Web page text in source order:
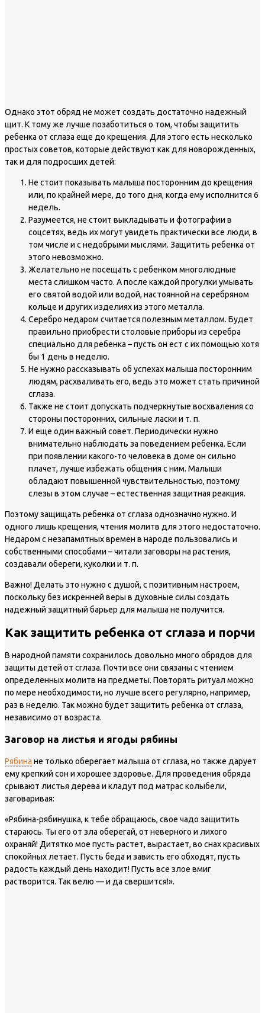
Однако этот обряд не может создать достаточно надежный
щит. К тому же лучше позаботиться о том, чтобы защитить
ребенка от сглаза еще до крещения. Для этого есть несколько
простых советов, которые действуют как для новорожденных,
так и для подросших детей:
Не стоит показывать малыша посторонним до крещения
или, по крайней мере, до того дня, когда ему исполнится 6
недель.
Разумеется, не стоит выкладывать и фотографии в
соцсетях, ведь их могут увидеть практически все люди, в
том числе и с недобрыми мыслями. Защитить ребенка от
этого невозможно.
Желательно не посещать с ребенком многолюдные
места слишком часто. А после каждой прогулки умывать
его святой водой или водой, настоянной на серебряном
кольце и других изделиях из этого металла.
Серебро недаром считается полезным металлом. Будет
правильно приобрести столовые приборы из серебра
специально для ребенка – пусть он ест с их помощью хотя
бы 1 день в неделю.
Не нужно рассказывать об успехах малыша посторонним
людям, расхваливать его, ведь это может стать причиной
сглаза.
Также не стоит допускать подчеркнутые восхваления со
стороны посторонних, сильные ласки и т. п.
И еще один важный совет. Периодически нужно
внимательно наблюдать за поведением ребенка. Если
при появлении какого-то человека в доме он сильно
плачет, лучше избежать общения с ним. Малыши
обладают повышенной чувствительностью, поэтому
слезы в этом случае – естественная защитная реакция.
Поэтому защищать ребенка от сглаза однозначно нужно. И
одного лишь крещения, чтения молитв для этого недостаточно.
Недаром с незапамятных времен в народе пользовались и
собственными способами – читали заговоры на растения,
создавали обереги, куколки и т. п.
Важно! Делать это нужно с душой, с позитивным настроем,
поскольку без искренней веры в духовные силы создать
надежный защитный барьер для малыша не получится.
Как защитить ребенка от сглаза и порчи
В народной памяти сохранилось довольно много обрядов для
защиты детей от сглаза. Почти все они связаны с чтением
определенных молитв на предметы. Повторять ритуал можно
по мере необходимости, но лучше всего регулярно, например,
раз в неделю. Так можно будет защитить ребенка от сглаза,
независимо от возраста.
Заговор на листья и ягоды рябины
Рябина не только оберегает малыша от сглаза, но также дарует
ему крепкий сон и хорошее здоровье. Для проведения обряда
срывают листья дерева и кладут под матрас колыбели,
заговаривая:
«Рябина-рябинушка, к тебе обращаюсь, свое чадо защитить
стараюсь. Ты его от зла оберегай, от неверного и лихого
охраняй! Дитятко мое пусть растет, вырастает, во снах красивых
спокойных летает. Пусть беда и зависть его обходят, пусть
радость каждый день находит! Пусть все злое вмиг
растворится. Так велю — и да свершится!».